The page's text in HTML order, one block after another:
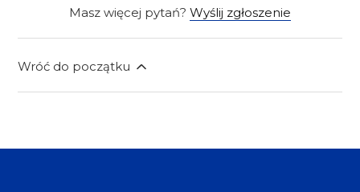
Masz więcej pytań? Wyślij zgłoszenie
Wróć do początku